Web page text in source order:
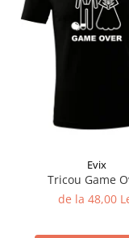
Evix
Tricou Game
de la 48,00